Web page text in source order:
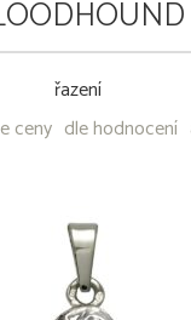
- ALLGEMEINES
řazení
ceny dle hodnocení